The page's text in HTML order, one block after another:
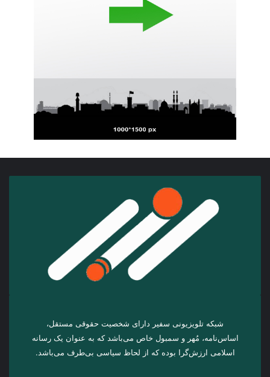
شبکه تلویزیونی سفیر دارای شخصیت حقوقی مستقل،
اساس‌نامه، مُهر و سمبول خاص می‌باشد که به عنوان یک رسانه
اسلامی ارزش‌گرا بوده که از لحاظ سیاسی بی‌طرف می‌باشد.